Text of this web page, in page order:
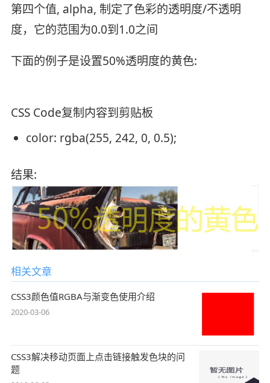
第四个值, alpha, 制定了色彩的透明度/不透明
度，它的范围为0.0到1.0之间
下面的例子是设置50%透明度的黄色:
CSS Code复制内容到剪贴板
color: rgba(255, 242, 0, 0.5);
结果:
相关文章
CSS3颜色值RGBA与渐变色使用介绍
2020-03-06
CSS3解决移动页面上点击链接触发色块的问
题